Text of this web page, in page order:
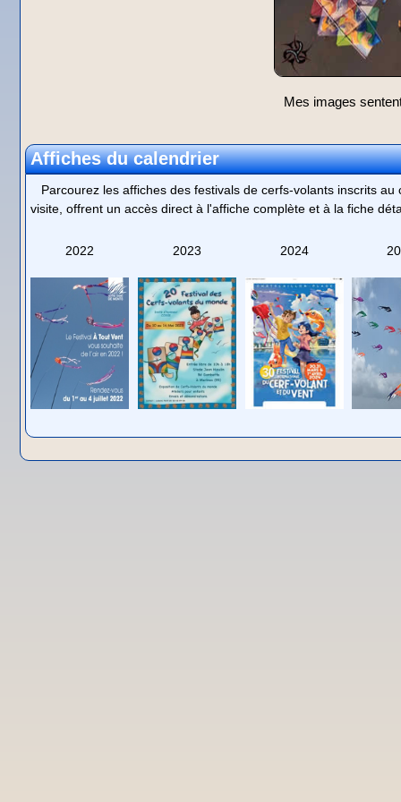
Mes images
Affiches du calendrier
Parcourez les affiches des festivals de cerfs-volants inscrits
visite, offrent un accès direct à l'affiche complète et à la fiche
2022 2023 2024